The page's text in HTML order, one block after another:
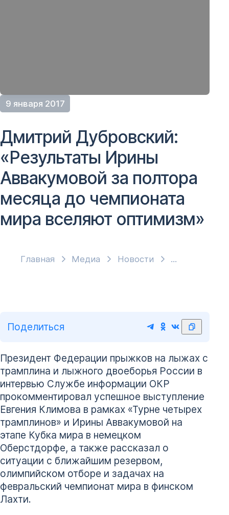
9 января 2017
Главная Медиа Новости
Дмитрий Дубровский:
«Результаты Ирины
Аввакумовой за полтора
месяца до чемпионата
мира вселяют оптимизм»
Поделиться
Президент Федерации прыжков на лыжах с
трамплина и лыжного двоеборья России в
интервью Службе информации ОКР
прокомментировал успешное выступление
Евгения Климова в рамках «Турне четырех
трамплинов» и Ирины Аввакумовой на
этапе Кубка мира в немецком
Оберстдорфе, а также рассказал о
ситуации с ближайшим резервом,
олимпийском отборе и задачах на
февральский чемпионат мира в финском
Лахти.